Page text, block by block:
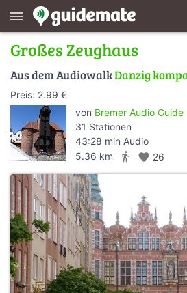
menu
Großes Zeughaus
Aus dem AudiowalkDanzig
Preis: 2.99 €
von Bremer Audio Guide
31 Stationen
43:28 min Audio
5.36 km
directions_walk favorite 26